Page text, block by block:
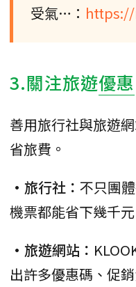
受氣…：
3.關注旅遊優惠
善用旅行社與旅遊
省旅費。
•旅行社： 不只團
機票都能省下幾千元
•旅遊網站：
出許多優惠碼、促